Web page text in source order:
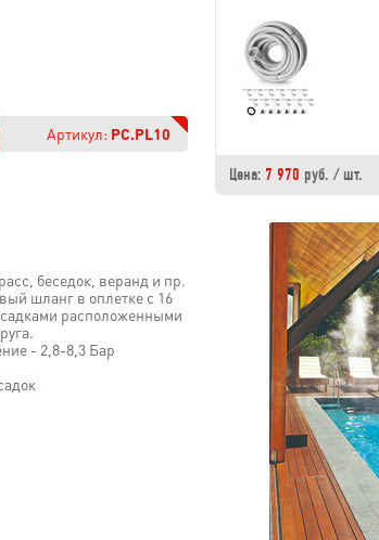
Цена: 7 970 руб. / шт.
Артикул: PC.PL10
беседок, веранд и пр.
шланг в оплетке c 16
расположенными
- 2,8-8,3 Бар